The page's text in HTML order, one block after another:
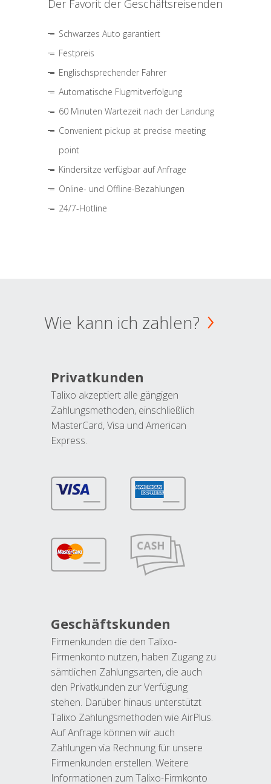
Der Favorit der Geschäftsreisenden
Schwarzes Auto garantiert
Festpreis
Englischsprechender Fahrer
Automatische Flugmitverfolgung
60 Minuten Wartezeit nach der Landung
Convenient pickup at precise meeting
point
Kindersitze verfügbar auf Anfrage
Online- und Offline-Bezahlungen
24/7-Hotline
Wie kann ich zahlen?
Privatkunden
Talixo akzeptiert alle gängigen
Zahlungsmethoden, einschließlich
MasterCard, Visa und American
Express.
Geschäftskunden
Firmenkunden die den Talixo-
Firmenkonto nutzen, haben Zugang zu
sämtlichen Zahlungsarten, die auch
den Privatkunden zur Verfügung
stehen. Darüber hinaus unterstützt
Talixo Zahlungsmethoden wie AirPlus.
Auf Anfrage können wir auch
Zahlungen via Rechnung für unsere
Firmenkunden erstellen. Weitere
Informationen zum Talixo-Firmkonto